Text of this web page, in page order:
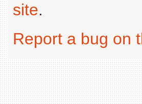
site.
Report a bug on